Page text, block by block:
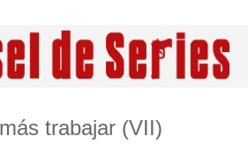
trabajar (VII)